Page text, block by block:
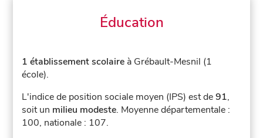
Éducation
1 établissement scolaire à Grébault-Mesnil (1
école).
L'indice de position sociale moyen (IPS) est de91,
soit un milieu modeste. Moyenne départementale :
100, nationale : 107.